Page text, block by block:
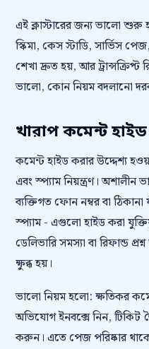
এই ক্লাস্টারের জন্য ভালো শুরু
স্কিমা, কেস স্টাডি, সার্ভিস
শেখা দ্রুত হয়, আর
ভালো, কোন নিয়ম বদলানো
খারাপ কমেন্ট
কমেন্ট হাইড করার উদ্দেশ্য
এবং স্প্যাম নিয়ন্ত্রণ। অশালীন
ব্যক্তিগত ফোন নম্বর বা
স্প্যাম - এগুলো হাইড করা
ডেলিভারি সমস্যা বা রিফান্ড
ক্ষুব্ধ হয়।
ভালো নিয়ম হলো: ক্ষতিকর
অভিযোগ ইনবক্সে নিন, টিকিট
করুন। এতে পেজ পরিষ্কার